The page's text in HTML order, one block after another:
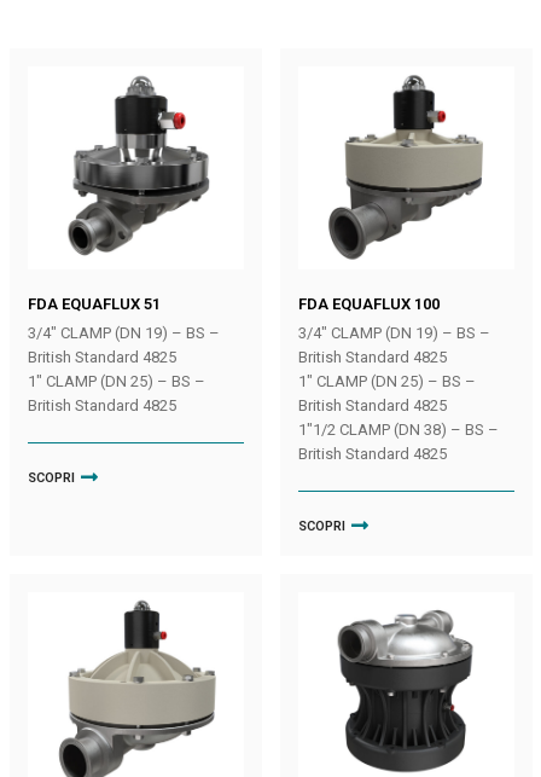
FDA EQUAFLUX 51
3/4″ CLAMP (DN 19) – BS –
British Standard 4825
1″ CLAMP (DN 25) – BS –
British Standard 4825
SCOPRI
FDA EQUAFLUX 100
3/4″ CLAMP (DN 19) – BS –
British Standard 4825
1″ CLAMP (DN 25) – BS –
British Standard 4825
1″1/2 CLAMP (DN 38) – BS –
British Standard 4825
SCOPRI